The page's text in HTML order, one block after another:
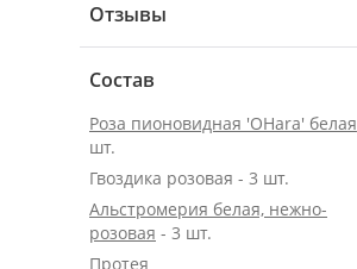
Отзывы
Состав
Роза пионовидная 'OHara' белая
шт.
Гвоздика розовая - 3 шт.
Альстромерия белая, нежно-
розовая - 3 шт.
Протея